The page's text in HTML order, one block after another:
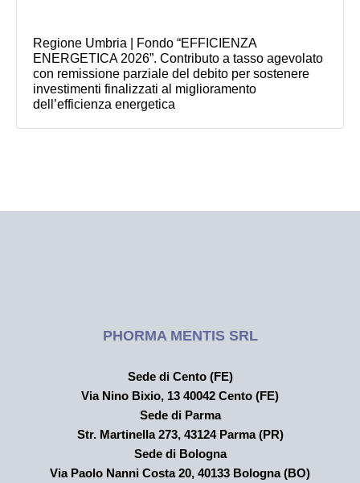
Regione Umbria | Fondo “EFFICIENZA
ENERGETICA 2026”. Contributo a tasso agevolato
con remissione parziale del debito per sostenere
investimenti finalizzati al miglioramento
dell’efficienza energetica
PHORMA MENTIS SRL
Sede di Cento (FE)
Via Nino Bixio, 13 40042 Cento (FE)
Sede di Parma
Str. Martinella 273, 43124 Parma (PR)
Sede di Bologna
Via Paolo Nanni Costa 20, 40133 Bologna (BO)